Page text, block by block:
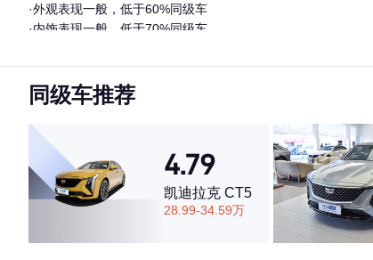
·外观表现一般，低于60%同级车
·内饰表现一般，低于70%同级车
同级车推荐
4.79
凯迪拉克 CT5
28.99-34.59万